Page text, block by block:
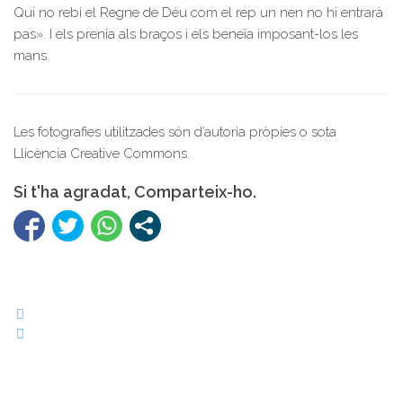
Qui no rebi el Regne de Déu com el rep un nen no hi entrarà
pas». I els prenia als braços i els beneïa imposant-los les
mans.
Les fotografies utilitzades són d’autoria pròpies o sota
Llicència Creative Commons.
Si t'ha agradat, Comparteix-ho.